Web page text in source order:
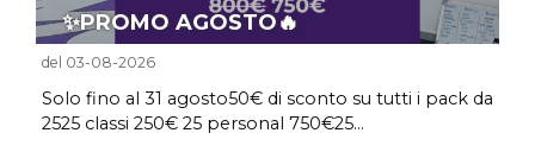
✨PROMO AGOSTO🔥
del 03-08-2026
Solo fino al 31 agosto50€ di sconto su tutti i pack da
2525 classi 250€ 25 personal 750€25...